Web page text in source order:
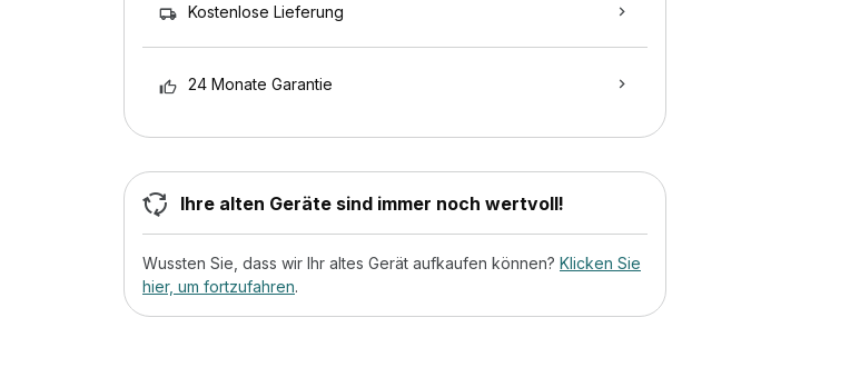
Kostenlose Lieferung
24 Monate Garantie
Ihre alten Geräte sind immer noch wertvoll!
Wussten Sie, dass wir Ihr altes Gerät aufkaufen können? Klicken Sie
hier, um fortzufahren.